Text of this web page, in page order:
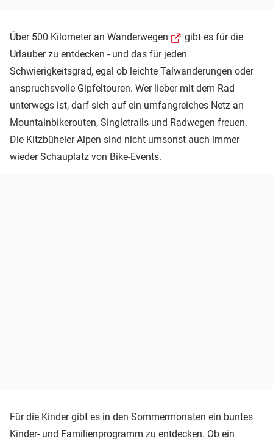
Über 500 Kilometer an Wanderwegen
gibt es für die
Urlauber zu entdecken - und das für jeden
Schwierigkeitsgrad, egal ob leichte Talwanderungen oder
anspruchsvolle Gipfeltouren. Wer lieber mit dem Rad
unterwegs ist, darf sich auf ein umfangreiches Netz an
Mountainbikerouten, Singletrails und Radwegen freuen.
Die Kitzbüheler Alpen sind nicht umsonst auch immer
wieder Schauplatz von Bike-Events.
Für die Kinder gibt es in den Sommermonaten ein buntes
Kinder- und Familienprogramm zu entdecken. Ob ein